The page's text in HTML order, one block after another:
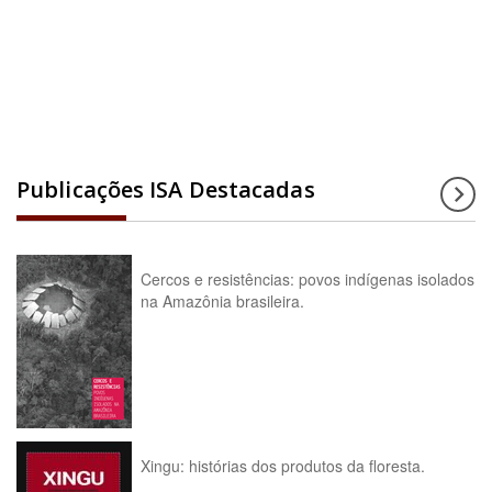
Publicações ISA Destacadas
Cercos e resistências: povos indígenas isolados
na Amazônia brasileira.
Xingu: histórias dos produtos da floresta.